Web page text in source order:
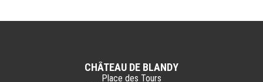
CHÂTEAU DE BLANDY
Place des Tours